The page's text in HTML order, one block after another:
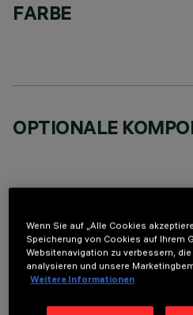
FARBE
OPTIONALE
TECHNISCHE
LETZTES UPDATE: 07.08.2026
BESCHREIBUNG
Wenn Sie auf „Alle Cookies
Speicherung von Cookies auf Ihrem
Websitenavigation zu verbessern,
analysieren und unsere
Weitere Informationen